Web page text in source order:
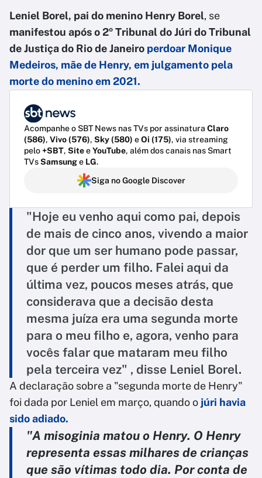
Leniel Borel, pai do menino Henry Borel, se
manifestou após o 2º Tribunal do Júri do Tribunal
de Justiça do Rio de Janeiro perdoar Monique
Medeiros, mãe de Henry, em julgamento pela
morte do menino em 2021.
Acompanhe o SBT News nas TVs por assinatura Claro
(586), Vivo (576), Sky (580) eOi (175), via streaming
pelo+SBT, SiteeYouTube, além dos canais nas Smart
TVsSamsunge LG.
Siga no Google Discover
"Hoje eu venho aqui como pai, depois
de mais de cinco anos, vivendo a maior
dor que um ser humano pode passar,
que é perder um filho. Falei aqui da
última vez, poucos meses atrás, que
considerava que a decisão desta
mesma juíza era uma segunda morte
para o meu filho e, agora, venho para
vocês falar que mataram meu filho
pela terceira vez" , disse Leniel Borel.
A declaração sobre a "segunda morte de Henry"
foi dada por Leniel em março, quando o júri havia
sido adiado.
"A misoginia matou o Henry. O Henry
representa essas milhares de crianças
que são vítimas todo dia. Por conta de